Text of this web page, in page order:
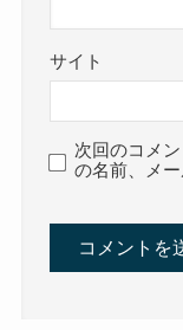
サイト
次回のコメ
の名前、メ